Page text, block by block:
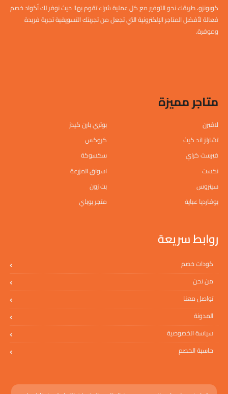
كوبونزو، طريقك نحو التوفير مع كل عملية شراء تقوم بها! حيث نوفر لك أكواد خصم
فعالة لأفضل المتاجر الإلكترونية التي تجعل من تجربتك التسويقية تجربة فريدة
وموفرة.
متاجر مميزة
لافيرن
بوتري بارن كيدز
تشارلز اند كيث
كروكس
فيرست كراي
سكسوكة
نكست
اسواق المزرعة
سيتروس
بت زون
بوفارديا عباية
متجر يوباي
روابط سريعة
كودات خصم
من نحن
تواصل معنا
المدونة
سياسة الخصوصية
حاسبة الخصم